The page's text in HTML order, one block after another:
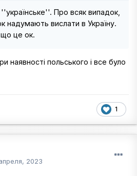
Про всяк випадок,
надумають вислати в Україну.
що це ок.
наявності польського і все було
1
2023